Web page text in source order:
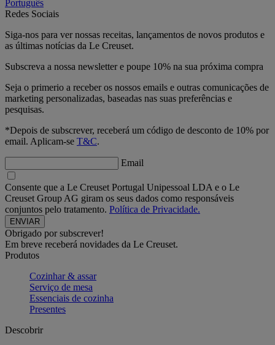
Português
Redes Sociais
Siga-nos para ver nossas receitas, lançamentos de novos produtos e
as últimas notícias da Le Creuset.
Subscreva a nossa newsletter e poupe 10% na sua próxima compra
Seja o primerio a receber os nossos emails e outras comunicações de
marketing personalizadas, baseadas nas suas preferências e
pesquisas.
*Depois de subscrever, receberá um código de desconto de 10% por
email. Aplicam-se T&C.
Email
Consente que a Le Creuset Portugal Unipessoal LDA e o Le
Creuset Group AG giram os seus dados como responsáveis
conjuntos pelo tratamento. Política de Privacidade.
Obrigado por subscrever!
Em breve receberá novidades da Le Creuset.
Produtos
Cozinhar & assar
Serviço de mesa
Essenciais de cozinha
Presentes
Descobrir